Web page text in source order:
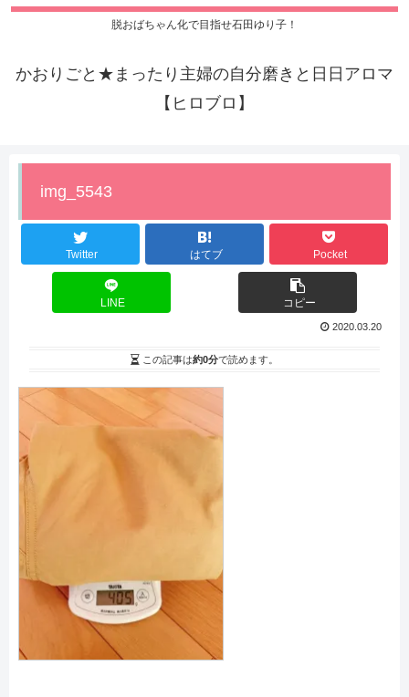
脱おばちゃん化で目指せ石田ゆり子！
かおりごと★まったり主婦の自分磨きと日日アロマ
【ヒロブロ】
img_5543
Twitter はてブ Pocket
LINE コピー
2020.03.20
この記事は約0分で読めます。